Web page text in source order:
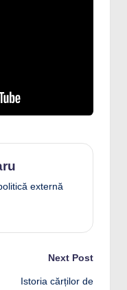
externă
Next Post
Istoria cărților de